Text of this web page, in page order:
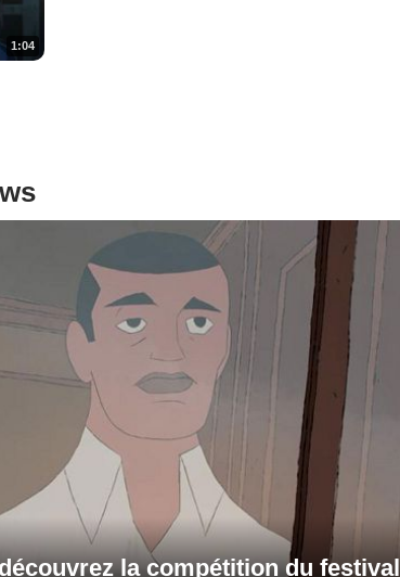
1:04
la compétition du festival